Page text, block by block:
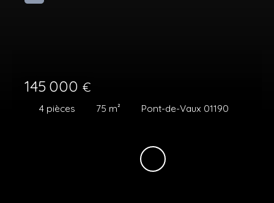
145 000 €
4 pièces 75 m² Pont-de-Vaux 01190